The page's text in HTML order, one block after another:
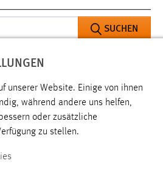
SUCHEN
unserer Website. Einige von ihnen
während andere uns helfen,
oder zusätzliche
zu stellen.